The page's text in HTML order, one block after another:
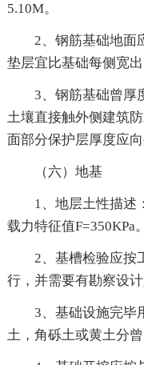
5.10M。
2、钢筋基础地面
垫层宜比基础每侧宽出
3、钢筋基础曾厚
土壤直接触外侧建筑
面部分保护层厚度应向
（六）地基
1、地层土性描述
载力特征值F=350KPa。
2、基槽检验应按
行，并需要有勘察设计
3、基础设施完毕
土，角砾土或黄土分曾